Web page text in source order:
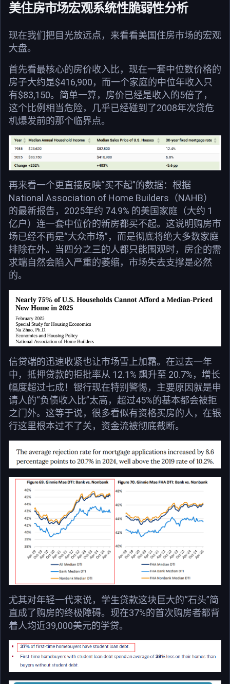
美住房市场宏观系统性脆弱性分析
现在我们把目光放远点，来看看美国住房市场的宏观
大盘。
首先看最核心的房价收入比，现在一套中位数价格的
房子大约是$416,900，而一个家庭的中位年收入只
有$83,150。简单一算，房价已经是收入的5倍了，
这个比例相当危险，几乎已经碰到了2008年次贷危
机爆发前的那个临界点。
再来看一个更直接反映“买不起”的数据：根据
National Association of Home Builders（NAHB）
的最新报告，2025年约 74.9% 的美国家庭（大约 1
亿户）连一套中位价的新房都买不起。这说明购房市
场已经不再是“大众市场”，而是彻底将绝大多数家庭
排除在外。当四分之三的人都只能围观时，房企的需
求端自然会陷入严重的萎缩，市场失去支撑是必然
的。
信贷端的迅速收紧也让市场雪上加霜。在过去一年
中，抵押贷款的拒批率从 12.1% 飙升至 20.7%，增长
幅度超过七成！银行现在特别警惕，主要原因就是申
请人的“负债收入比”太高，超过45%的基本都会被拒
之门外。这等于说，很多看似有资格买房的人，在银
行这里根本过不了关，资金流被彻底截断。
尤其对年轻一代来说，学生贷款这块巨大的“石头”简
直成了购房的终极障碍。现在37%的首次购房者都背
着人均近39,000美元的学贷。